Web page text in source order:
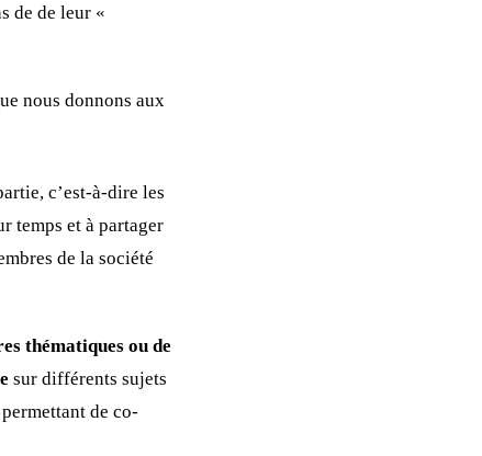
de de leur «
nous donnons aux
c’est-à-dire les
temps et à partager
de la société
thématiques ou de
sur différents sujets
de co-